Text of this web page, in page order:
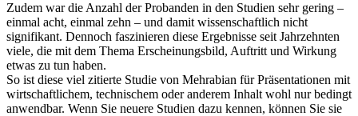
Zudem war die Anzahl der Probanden in den Studien sehr gering –
einmal acht, einmal zehn – und damit wissenschaftlich nicht
signifikant. Dennoch faszinieren diese Ergebnisse seit Jahrzehnten
viele, die mit dem Thema Erscheinungsbild, Auftritt und Wirkung
etwas zu tun haben.
So ist diese viel zitierte Studie von Mehrabian für Präsentationen mit
wirtschaftlichem, technischem oder anderem Inhalt wohl nur bedingt
anwendbar. Wenn Sie neuere Studien dazu kennen, können Sie sie